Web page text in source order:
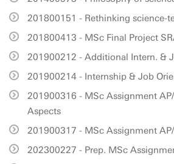
201800151 - Rethinking science-
201800413 - MSc Final Project
201900212 - Additional Intern. &
201900214 - Internship & Job
201900316 - MSc Assignment
Aspects
201900317 - MSc Assignment
202300227 - Prep. MSc